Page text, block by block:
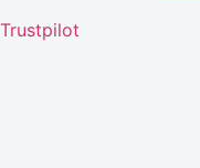
Trustpilot